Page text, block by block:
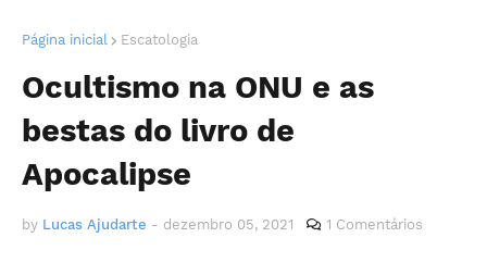
Página inicial Escatologia
Ocultismo na ONU e as
bestas do livro de
Apocalipse
by Lucas Ajudarte - dezembro 05, 2021 1 Comentários